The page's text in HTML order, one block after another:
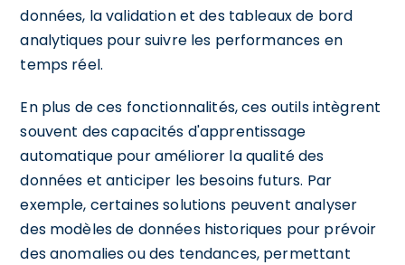
données, la validation et des tableaux de bord
analytiques pour suivre les performances en
temps réel.
En plus de ces fonctionnalités, ces outils intègrent
souvent des capacités d'apprentissage
automatique pour améliorer la qualité des
données et anticiper les besoins futurs. Par
exemple, certaines solutions peuvent analyser
des modèles de données historiques pour prévoir
des anomalies ou des tendances, permettant